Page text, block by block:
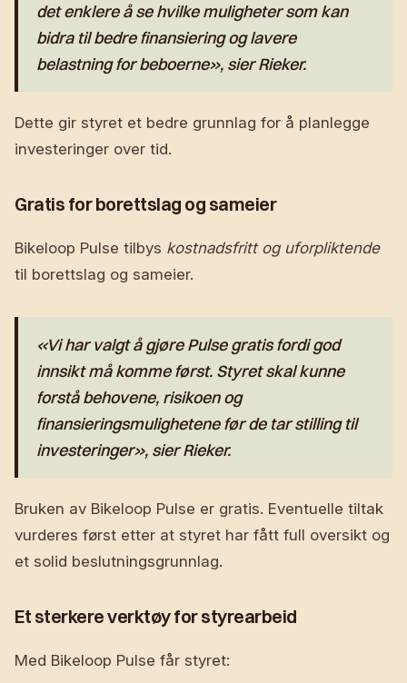
det enklere å se hvilke muligheter som kan
bidra til bedre finansiering og lavere
belastning for beboerne», sier Rieker.
Dette gir styret et bedre grunnlag for å planlegge
investeringer over tid.
Gratis for borettslag og sameier
Bikeloop Pulse tilbys kostnadsfritt og uforpliktende
til borettslag og sameier.
«Vi har valgt å gjøre Pulse gratis fordi god
innsikt må komme først. Styret skal kunne
forstå behovene, risikoen og
finansieringsmulighetene før de tar stilling til
investeringer», sier Rieker.
Bruken av Bikeloop Pulse er gratis. Eventuelle tiltak
vurderes først etter at styret har fått full oversikt og
et solid beslutningsgrunnlag.
Et sterkere verktøy for styrearbeid
Med Bikeloop Pulse får styret: